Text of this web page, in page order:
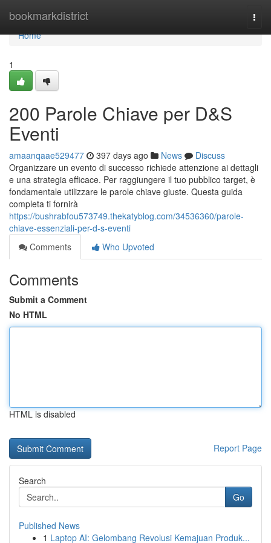
bookmarkdistrict
Home
Home
1
200 Parole Chiave per D&S
Eventi
amaanqaae529477 397 days ago News
Discuss
Organizzare un evento di successo richiede attenzione ai dettagli
e una strategia efficace. Per raggiungere il tuo pubblico target, è
fondamentale utilizzare le parole chiave giuste. Questa guida
completa ti fornirà
https://bushrabfou573749.thekatyblog.com/34536360/parole-
chiave-essenziali-per-d-s-eventi
Comments
Who Upvoted
Comments
Submit a Comment
No HTML
HTML is disabled
Report Page
Search
Go
Published News
1 Laptop AI: Gelombang Revolusi Kemajuan Produk...